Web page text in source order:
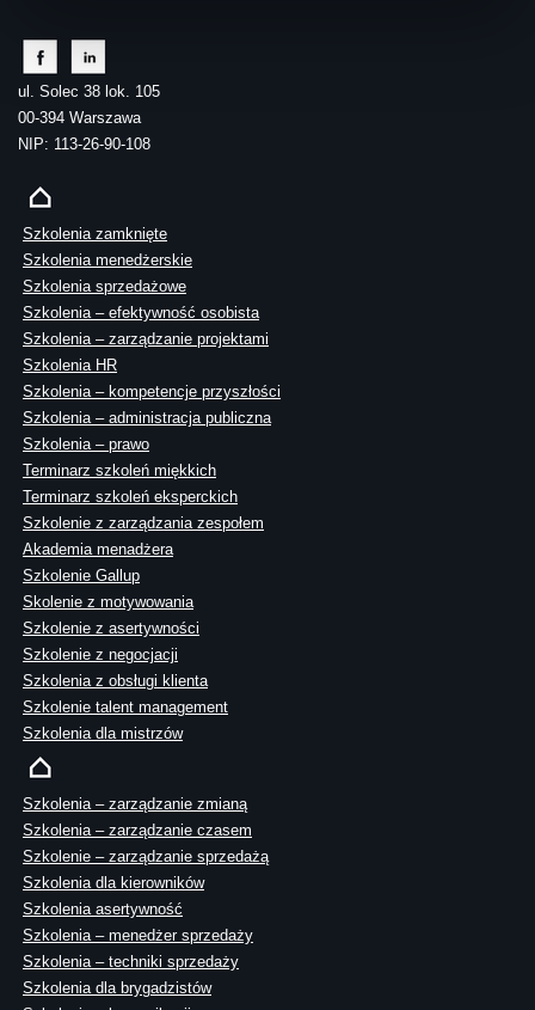
ul. Solec 38 lok. 105
00-394 Warszawa
NIP: 113-26-90-108
Szkolenia zamknięte
Szkolenia menedżerskie
Szkolenia sprzedażowe
Szkolenia – efektywność osobista
Szkolenia – zarządzanie projektami
Szkolenia HR
Szkolenia – kompetencje przyszłości
Szkolenia – administracja publiczna
Szkolenia – prawo
Terminarz szkoleń miękkich
Terminarz szkoleń eksperckich
Szkolenie z zarządzania zespołem
Akademia menadżera
Szkolenie Gallup
Skolenie z motywowania
Szkolenie z asertywności
Szkolenie z negocjacji
Szkolenia z obsługi klienta
Szkolenie talent management
Szkolenia dla mistrzów
Szkolenia – zarządzanie zmianą
Szkolenia – zarządzanie czasem
Szkolenie – zarządzanie sprzedażą
Szkolenia dla kierowników
Szkolenia asertywność
Szkolenia – menedżer sprzedaży
Szkolenia – techniki sprzedaży
Szkolenia dla brygadzistów